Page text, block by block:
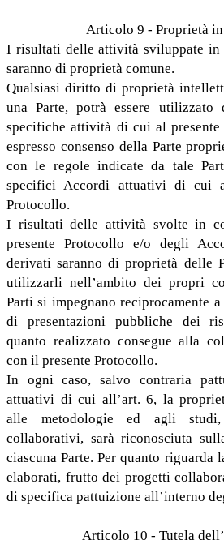
Articolo 9 - Proprietà
I risultati delle attività sviluppate in
saranno di proprietà comune.
Qualsiasi diritto di proprietà
una Parte, potrà essere utilizzato
specifiche attività di cui al
espresso consenso della Parte
con le regole indicate da tale
specifici Accordi attuativi di cui
Protocollo.
I risultati delle attività svolte in
presente Protocollo e/o degli
derivati saranno di proprietà delle
utilizzarli nell’ambito dei propri
Parti si impegnano reciprocamente
di presentazioni pubbliche dei
quanto realizzato consegue alla
con il presente Protocollo.
In ogni caso, salvo contraria
attuativi di cui all’art. 6, la
alle metodologie ed agli
collaborativi, sarà riconosciuta
ciascuna Parte. Per quanto riguarda
elaborati, frutto dei progetti
di specifica pattuizione all’interno
Articolo 10 - Tutela